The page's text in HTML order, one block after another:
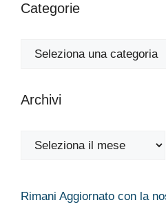
Categorie
Categorie
Archivi
Archivi
Rimani Aggiornato con la